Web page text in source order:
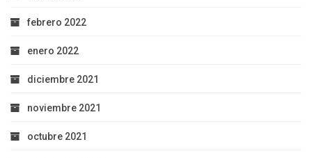
febrero 2022
enero 2022
diciembre 2021
noviembre 2021
octubre 2021